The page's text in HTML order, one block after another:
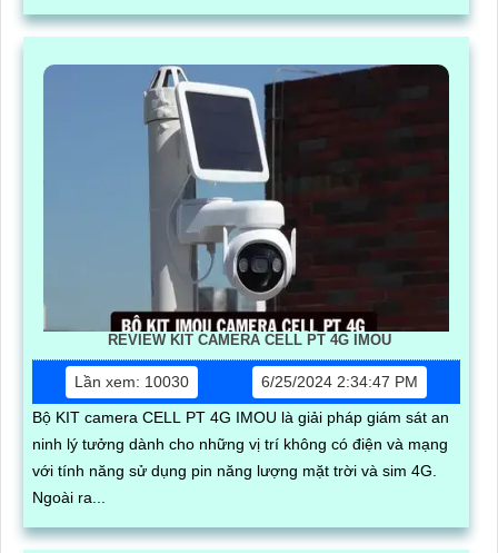
REVIEW KIT CAMERA CELL PT 4G IMOU
Lần xem: 10030
6/25/2024 2:34:47 PM
Bộ KIT camera CELL PT 4G IMOU là giải pháp giám sát an
ninh lý tưởng dành cho những vị trí không có điện và mạng
với tính năng sử dụng pin năng lượng mặt trời và sim 4G.
Ngoài ra...